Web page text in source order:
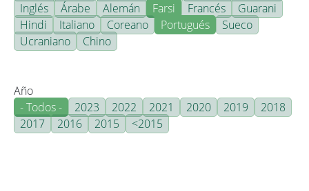
Inglés
Árabe Alemán Farsi Francés
Guarani
Hindi
Italiano Coreano Portugués
Sueco
Ucraniano
Chino
Año
- Todos -
2023 2022 2021 2020 2019
2018
2017
2016 2015 <2015